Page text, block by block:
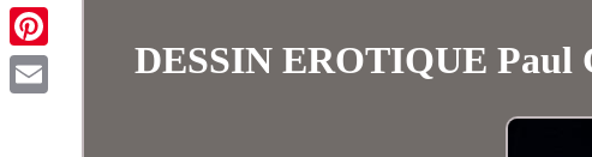
DESSIN EROTIQUE Paul